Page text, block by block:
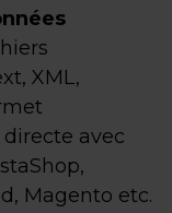
XML,
avec
Magento etc.